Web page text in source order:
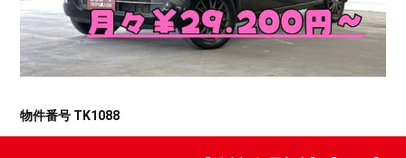
物件番号 TK1088